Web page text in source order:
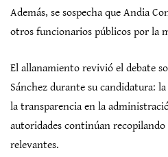
Además, se sospecha que Andia
otros funcionarios públicos por la
El allanamiento revivió el debate
Sánchez durante su candidatura:
la transparencia en la
autoridades continúan
relevantes.